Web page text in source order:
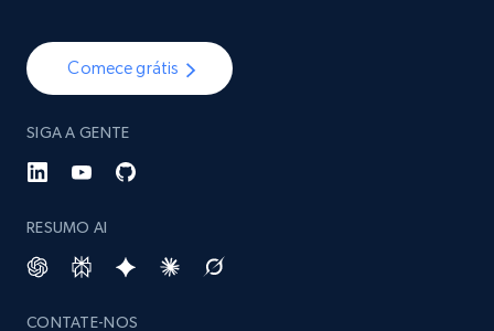
Post id, URL, User posted, Title, Description,
Num comments, Date posted, Community
name, and more.
Social media
4.5K+
Comece grátis
SIGA A GENTE
RESUMO AI
CONTATE-NOS